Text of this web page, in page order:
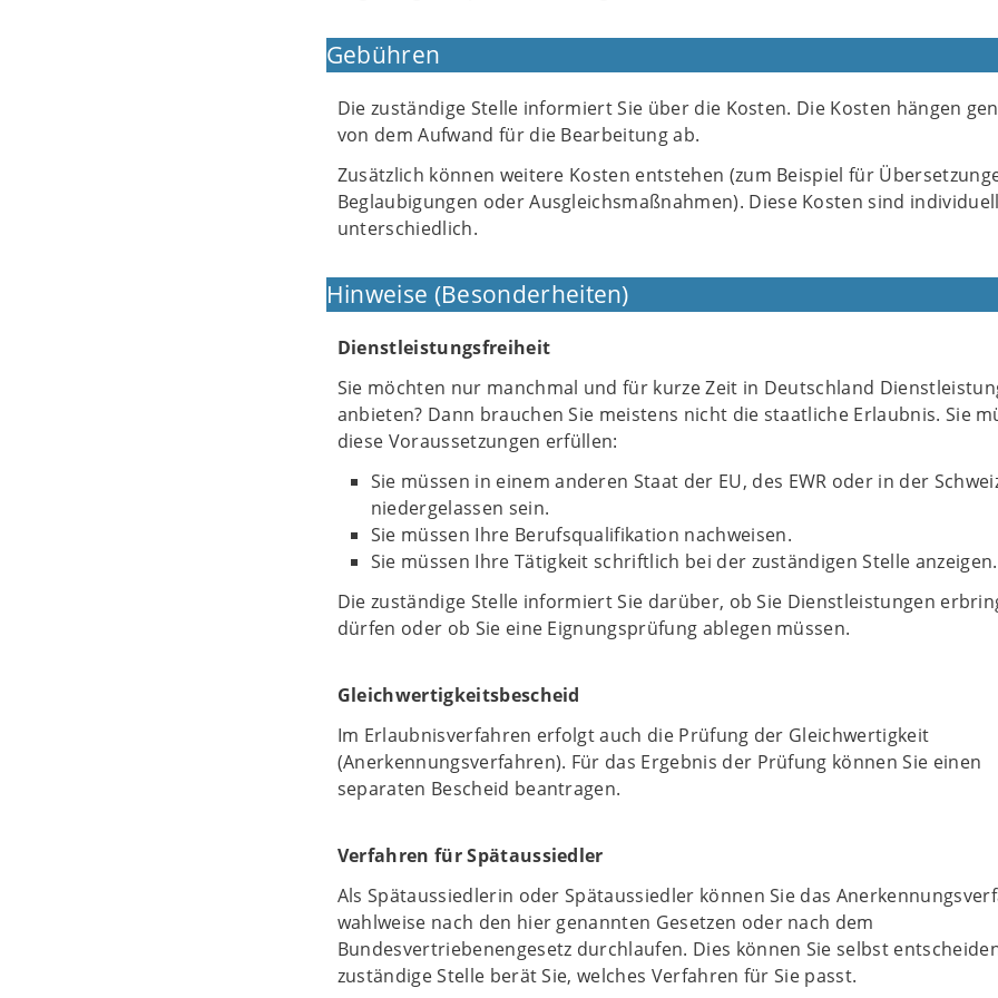
Gebühren
Die zuständige Stelle informiert Sie über die Kosten. Die Kosten hängen
von dem Aufwand für die Bearbeitung ab.
Zusätzlich können weitere Kosten entstehen (zum Beispiel für
Beglaubigungen oder Ausgleichsmaßnahmen). Diese Kosten sind individuell
unterschiedlich.
Hinweise (Besonderheiten)
Dienstleistungsfreiheit
Sie möchten nur manchmal und für kurze Zeit in Deutschland
anbieten? Dann brauchen Sie meistens nicht die staatliche Erlaubnis. Sie
diese Voraussetzungen erfüllen:
Sie müssen in einem anderen Staat der EU, des EWR oder in der
niedergelassen sein.
Sie müssen Ihre Berufsqualifikation nachweisen.
Sie müssen Ihre Tätigkeit schriftlich bei der zuständigen Stelle anzeigen.
Die zuständige Stelle informiert Sie darüber, ob Sie Dienstleistungen
dürfen oder ob Sie eine Eignungsprüfung ablegen müssen.
Gleichwertigkeitsbescheid
Im Erlaubnisverfahren erfolgt auch die Prüfung der Gleichwertigkeit
(Anerkennungsverfahren). Für das Ergebnis der Prüfung können Sie einen
separaten Bescheid beantragen.
Verfahren für Spätaussiedler
Als Spätaussiedlerin oder Spätaussiedler können Sie das
wahlweise nach den hier genannten Gesetzen oder nach dem
Bundesvertriebenengesetz durchlaufen. Dies können Sie selbst
zuständige Stelle berät Sie, welches Verfahren für Sie passt.